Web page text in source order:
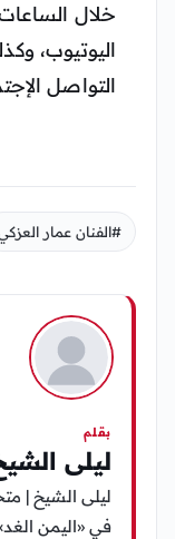
خلال
اليوتيوب،
التواصل
#الفنان عمار
بقلم
ليلى
ليلى الشيخ |
في «اليمن